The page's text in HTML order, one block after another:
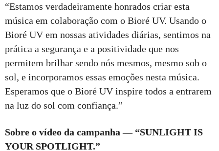
“Estamos verdadeiramente honrados criar esta
música em colaboração com o Bioré UV. Usando o
Bioré UV em nossas atividades diárias, sentimos na
prática a segurança e a positividade que nos
permitem brilhar sendo nós mesmos, mesmo sob o
sol, e incorporamos essas emoções nesta música.
Esperamos que o Bioré UV inspire todos a entrarem
na luz do sol com confiança.”
Sobre o vídeo da campanha — “SUNLIGHT IS
YOUR SPOTLIGHT.”